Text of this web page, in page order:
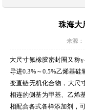
珠海大
来源
大尺寸氟橡胶密封圈又称
导进0.3%～0.5%乙烯基
变直链无机化合物，大尺
相连的侧基为甲基、乙烯
相配合各式各样添加剂，